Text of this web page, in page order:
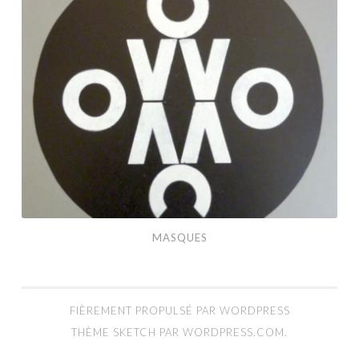
MASQUES
FIÈREMENT PROPULSÉ PAR WORDPRESS
THÈME SKETCH PAR WORDPRESS.COM